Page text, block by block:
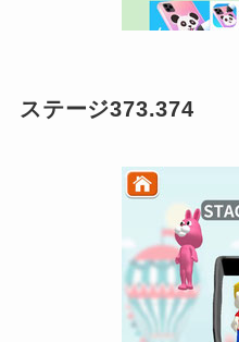
ステージ373.374